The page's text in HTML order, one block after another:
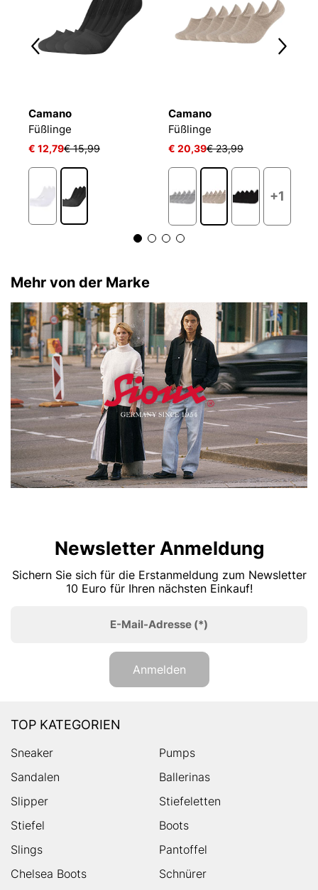
Camano
Füßlinge
€ 12,79€ 15,99
Camano
Füßlinge
€ 20,39€ 23,99
+1
Mehr von der Marke
Newsletter Anmeldung
Sichern Sie sich für die Erstanmeldung zum Newsletter
10 Euro für Ihren nächsten Einkauf!
E-Mail-Adresse (*)
Anmelden
TOP KATEGORIEN
Sneaker
Pumps
Sandalen
Ballerinas
Slipper
Stiefeletten
Stiefel
Boots
Slings
Pantoffel
Chelsea Boots
Schnürer